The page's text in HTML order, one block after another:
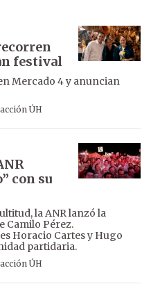
festival
Mercado 4 y anuncian
ÚH
con su
la ANR lanzó la
Camilo Pérez.
Horacio Cartes y Hugo
partidaria.
ÚH